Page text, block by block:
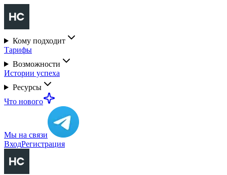
Кому подходит
Тарифы
Возможности
Истории успеха
Ресурсы
Что нового
Мы на связи
ВходРегистрация